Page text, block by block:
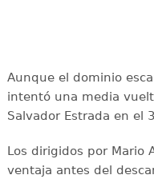
Aunque el dominio
intentó una media
Salvador Estrada en el
Los dirigidos por Mario
ventaja antes del